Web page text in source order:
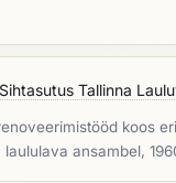
Sihtasutus Tallinna
koos
ansambel,